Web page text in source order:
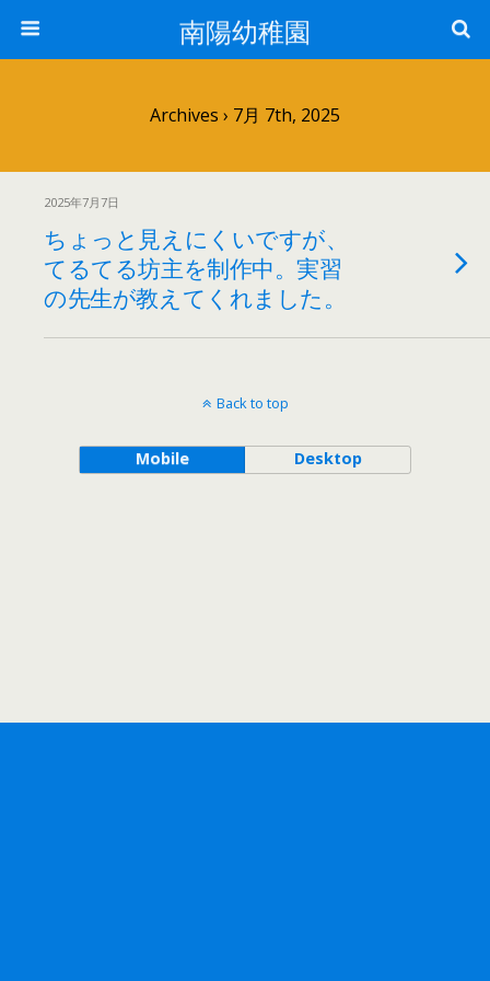
南陽幼稚園
Archives › 7月 7th, 2025
2025年7月7日
ちょっと見えにくいですが、
てるてる坊主を制作中。実習
の先生が教えてくれました。
Back to top
Mobile Desktop